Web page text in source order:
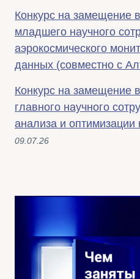
Конкурс на замещение
младшего научного
аэрокосмического
данных (совместно с
Конкурс на замещение
главного научного
анализа и
09.07.26